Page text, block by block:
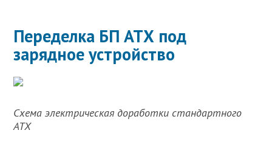
Переделка БП АТХ под
зарядное устройство
Схема электрическая доработки стандартного
ATX